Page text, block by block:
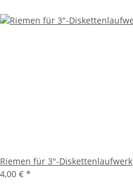
Riemen für 3"-Diskettenlaufwerk
4,00 € *